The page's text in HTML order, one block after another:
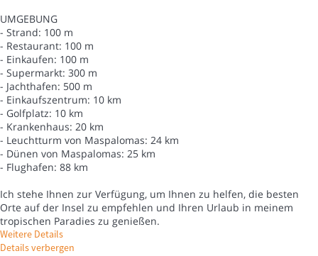
UMGEBUNG
- Strand: 100 m
- Restaurant: 100 m
- Einkaufen: 100 m
- Supermarkt: 300 m
- Jachthafen: 500 m
- Einkaufszentrum: 10 km
- Golfplatz: 10 km
- Krankenhaus: 20 km
- Leuchtturm von Maspalomas: 24 km
- Dünen von Maspalomas: 25 km
- Flughafen: 88 km
Ich stehe Ihnen zur Verfügung, um Ihnen zu helfen, die besten
Orte auf der Insel zu empfehlen und Ihren Urlaub in meinem
tropischen Paradies zu genießen.
Weitere Details
Details verbergen